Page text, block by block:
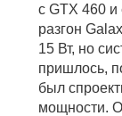
с GTX 460 и
разгон
15 Вт, но
пришлось,
был
мощности.